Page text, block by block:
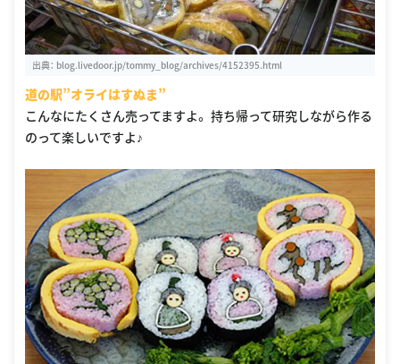
出典： blog.livedoor.jp/tommy_blog/archives/4152395.html
道の駅”オライはすぬま”
こんなにたくさん売ってますよ。 持ち帰って研究しながら作る
のって楽しいですよ♪